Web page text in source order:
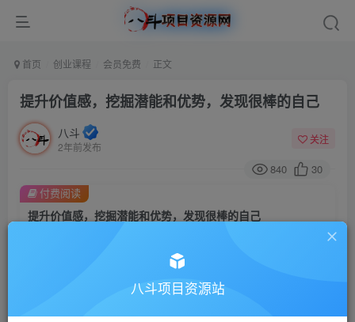
首页 创业课程 会员免费 正文
提升价值感，挖掘潜能和优势，发现很棒的自己
八斗
2年前发布
关注
840 30
提升价值感，挖掘潜能和优势，发现很棒的自己
9.9
付费阅读
八斗项目资源站